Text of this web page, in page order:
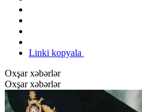
Linki kopyala
Oxşar xəbərlər
Oxşar xəbərlər